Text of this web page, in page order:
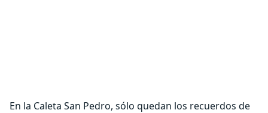
En la Caleta San Pedro, sólo quedan los recuerdos de